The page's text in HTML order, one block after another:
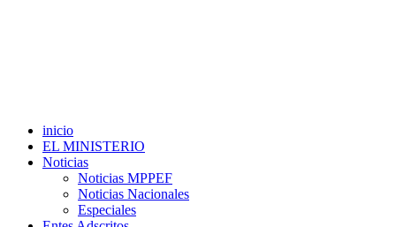
inicio
EL MINISTERIO
Noticias
Noticias MPPEF
Noticias Nacionales
Especiales